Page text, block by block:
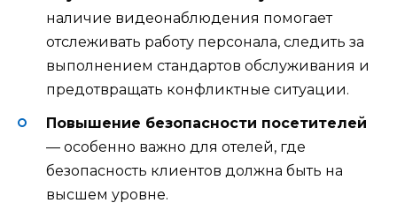
наличие видеонаблюдения помогает
отслеживать работу персонала, следить за
выполнением стандартов обслуживания и
предотвращать конфликтные ситуации.
Повышение безопасности посетителей
— особенно важно для отелей, где
безопасность клиентов должна быть на
высшем уровне.